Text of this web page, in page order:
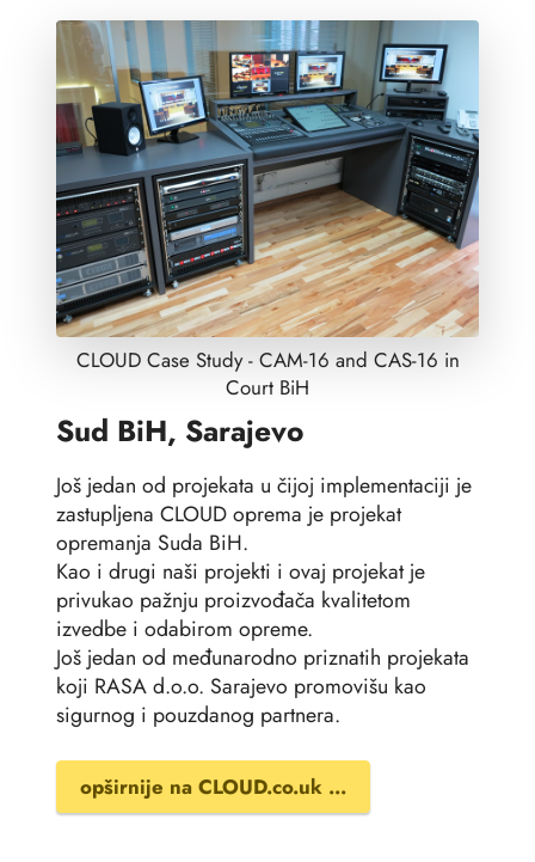
CLOUD Case Study - CAM-16 and CAS-16 in
Court BiH
Sud BiH, Sarajevo
Još jedan od projekata u čijoj implementaciji je
zastupljena CLOUD oprema je projekat
opremanja Suda BiH.
Kao i drugi naši projekti i ovaj projekat je
privukao pažnju proizvođača kvalitetom
izvedbe i odabirom opreme.
Još jedan od međunarodno priznatih projekata
koji RASA d.o.o. Sarajevo promovišu kao
sigurnog i pouzdanog partnera.
opširnije na CLOUD.co.uk ...